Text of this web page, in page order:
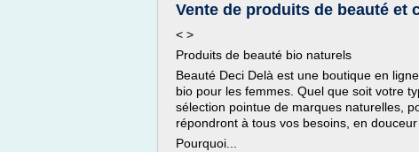
Vente de produits de beauté et
< >
Produits de beauté bio naturels
Beauté Deci Delà est une boutique en
bio pour les femmes. Quel que soit votre
sélection pointue de marques naturelles,
répondront à tous vos besoins, en
Pourquoi...